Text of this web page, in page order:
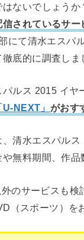
はないでしょう
信されているサ
にて清水エスパ
底的に調査しま
ルス 2015 イ
U-NEXT」 がおす
、清水エスパル
無料期間、作品
外のサービスも検
（スポーツ）を